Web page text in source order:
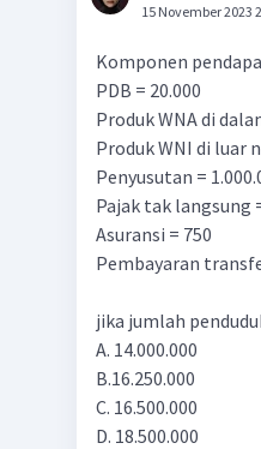
15 November 2023
Komponen
PDB = 20.000
Produk WNA di
Produk WNI di luar
Penyusutan =
Pajak tak langsung
Asuransi = 750
Pembayaran
jika jumlah
A. 14.000.000
B.16.250.000
C. 16.500.000
D. 18.500.000